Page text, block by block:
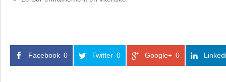
Facebook 0 Twitter 0 Google+ 0